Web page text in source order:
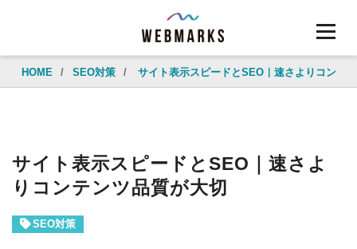
HOME / SEO対策 / サイト表示スピードとSEO｜速さよりコンテ
サイト表示スピードとSEO｜速さよ
りコンテンツ品質が大切
SEO対策